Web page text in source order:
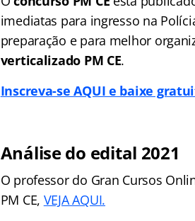
imediatas para ingresso na
preparação e para melhor
verticalizado PM CE.
Inscreva-se AQUI e baixe
Análise do edital 2021
O professor do Gran Cursos
PM CE, VEJA AQUI.